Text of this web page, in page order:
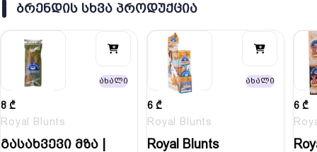
ᲑᲠᲔᲜᲓᲘᲡ ᲡᲮᲕᲐ ᲞᲠᲝᲓᲣᲥᲪᲘᲐ
ახალი
8 ₾
Royal Blunts
გასახვევი მზა |
ახალი
6 ₾
Royal Blunts
Royal Blunts
6 ₾